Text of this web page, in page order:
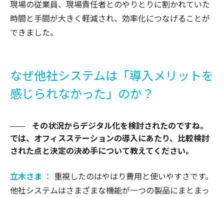
現場の従業員、現場責任者とのやりとりに割かれていた
時間と手間が大きく軽減され、効率化につなげることが
できました。
なぜ他社システムは「導入メリットを
感じられなかった」のか？
その状況からデジタル化を検討されたのですね。
では、オフィスステーションの導入にあたり、比較検討
された点と決定の決め手について教えてください。
立木さま ： 重視したのはやはり費用と使いやすさです。
他社システムはさまざまな機能が一つの製品にまとまっ